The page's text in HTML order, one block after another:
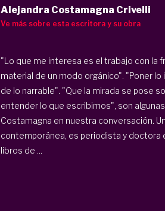
Alejandra Costamagna Crivelli
Ve más sobre esta escritora y su obra
"Lo que me interesa es el trabajo con la
material de un modo orgánico". "Poner
de lo narrable". "Que la mirada se pose
entender lo que escribimos", son
Costamagna en nuestra conversación.
contemporánea, es periodista y doctora
libros de ...